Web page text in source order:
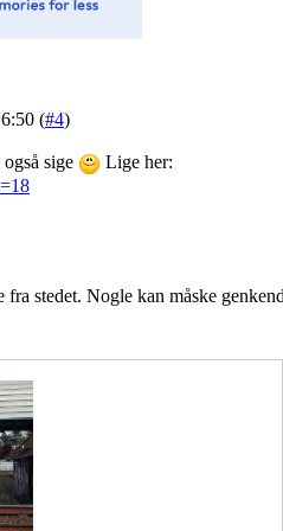
(#4)
sige
Lige her:
stedet. Nogle kan måske